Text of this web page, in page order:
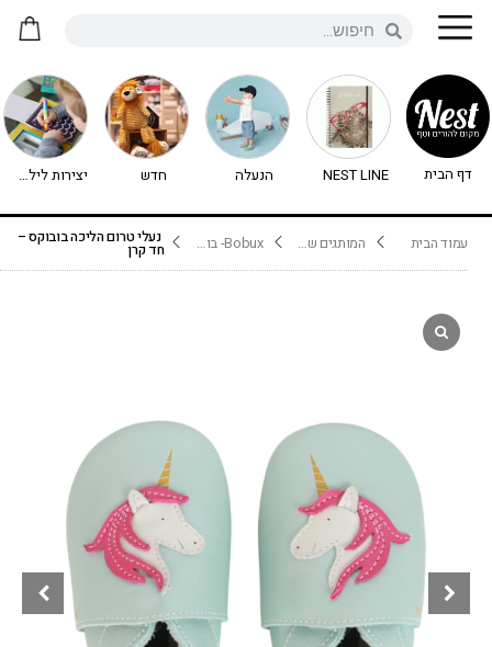
דף הבית NEST LINE הנעלה חדש יצירות לילדים - יצירה לילדים
עמוד הבית המותגים שלנו Bobux- בובוקס נעלי טרום הליכה בובוקס –
חד קרן